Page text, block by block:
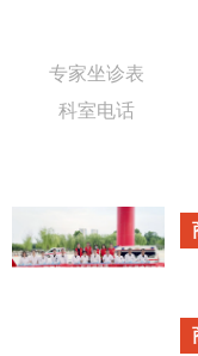
专家坐诊表
科室电话